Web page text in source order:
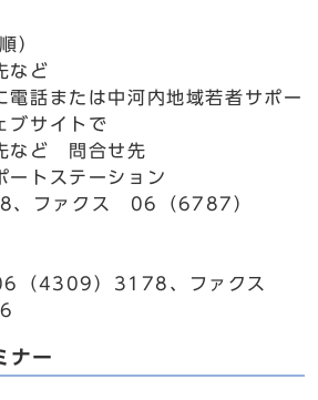
）
など
電話または中河内地域若者サポー
ブサイトで
など 問合せ先
ートステーション
ファクス 06（6787）
（4309）3178、ファクス
ナー